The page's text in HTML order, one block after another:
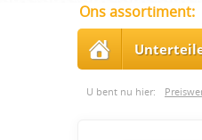
Ons assortiment:
U bent nu hier: